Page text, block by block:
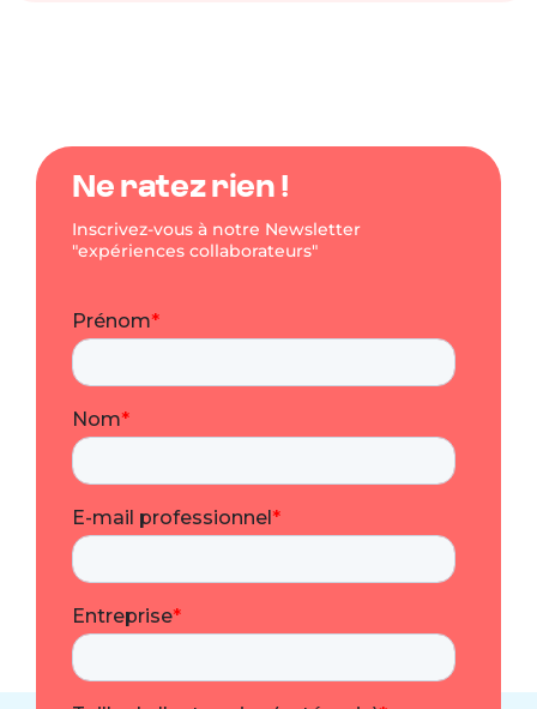
Ne ratez rien !
Inscrivez-vous à notre Newsletter
"expériences collaborateurs"